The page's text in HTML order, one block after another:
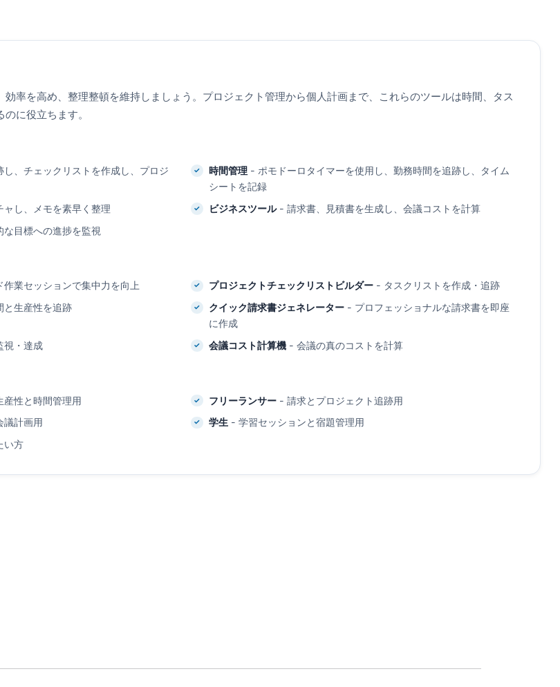
率を高め、整理整頓を維持しましょう。プロジェクト管理から個人計画まで、これらのツールは時間、タス
に役立ちます。
、チェックリストを作成し、プロジ
時間管理- ポモドーロタイマーを使用し、勤務時間を追跡し、タイム
シートを記録
し、メモを素早く整理 ビジネスツール- 請求書、見積書を生成し、会議コストを計算
目標への進捗を監視
業セッションで集中力を向上 プロジェクトチェックリストビルダー- タスクリストを作成・追跡
生産性を追跡 クイック請求書ジェネレーター- プロフェッショナルな請求書を即座
に作成
・達成 会議コスト計算機- 会議の真のコストを計算
性と時間管理用 フリーランサー- 請求とプロジェクト追跡用
計画用 学生- 学習セッションと宿題管理用
い方